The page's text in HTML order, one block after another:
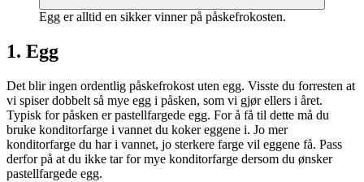
Egg er alltid en sikker vinner på påskefrokosten.
1. Egg
Det blir ingen ordentlig påskefrokost uten egg. Visste du forresten at
vi spiser dobbelt så mye egg i påsken, som vi gjør ellers i året.
Typisk for påsken er pastellfargede egg. For å få til dette må du
bruke konditorfarge i vannet du koker eggene i. Jo mer
konditorfarge du har i vannet, jo sterkere farge vil eggene få. Pass
derfor på at du ikke tar for mye konditorfarge dersom du ønsker
pastellfargede egg.